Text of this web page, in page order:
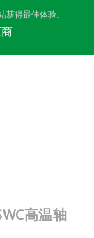
得最佳体验。
高温轴